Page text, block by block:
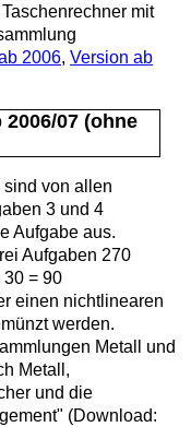
mit
2006, Version ab
07 (ohne
sind von allen
3 und 4
Aufgabe aus.
Aufgaben 270
30 = 90
einen nichtlinearen
werden.
Metall und
Metall,
und die
(Download: